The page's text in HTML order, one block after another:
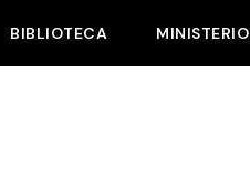
BIBLIOTECA MINISTERIO